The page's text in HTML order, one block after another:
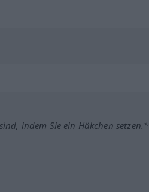
indem Sie ein Häkchen setzen.*